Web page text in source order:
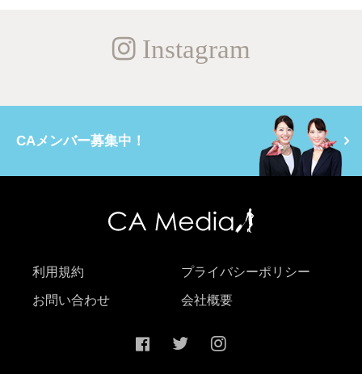
Instagram
CAメンバー募集中！
利用規約 プライバシーポリシー
お問い合わせ 会社概要